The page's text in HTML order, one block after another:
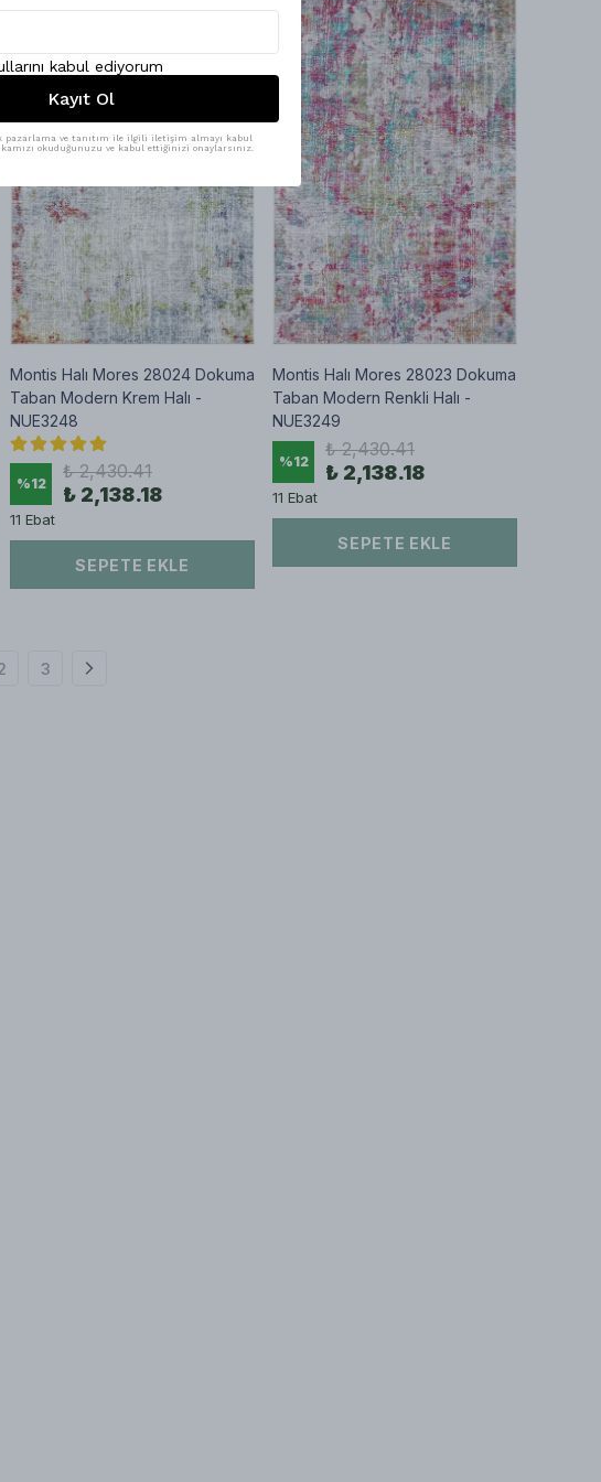
Montis Halı Mores 28024 Dokuma
Taban Modern Krem Halı -
NUE3248
%12
₺ 2,430.41
₺ 2,138.18
11 Ebat
SEPETE EKLE
Montis Halı Mores 28023 Dokuma
Taban Modern Renkli Halı -
NUE3249
%12
₺ 2,430.41
₺ 2,138.18
11 Ebat
SEPETE EKLE
3
kabul ediyorum
Kayıt Ol
pazarlama ve tanıtım ile ilgili iletişim almayı kabul
okuduğunuzu ve kabul ettiğinizi onaylarsınız.